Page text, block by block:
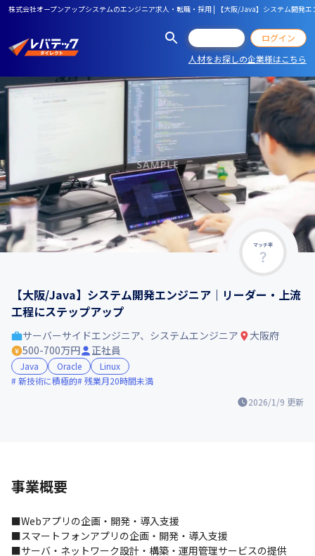
株式会社オープンアップシステムのエンジニア求人・転職・採用 | 【大阪/Java】システム開発
ログイン
人材をお探しの企業様はこちら
マッチ率
【大阪/Java】システム開発エンジニア｜リーダー・上流
工程にステップアップ
2026/1/9 更新
サーバーサイドエンジニア、システムエンジニア
大阪府
500-700万円
正社員
Java Oracle
Linux
新技術に積極的 残業月20時間未満
事業概要
■Webアプリの企画・開発・導入支援
■スマートフォンアプリの企画・開発・導入支援
■サーバ・ネットワーク設計・構築・運用管理サービスの提供